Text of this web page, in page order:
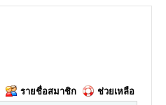
รายชื่อสมาชิก ช่วยเหลือ